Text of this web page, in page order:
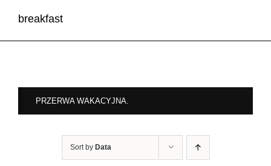
breakfast
PRZERWA WAKACYJNA.
Sort by Data